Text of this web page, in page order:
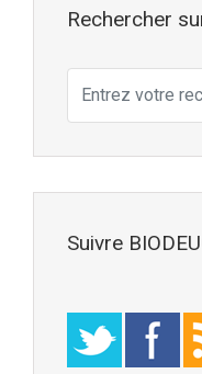
Rechercher
Suivre